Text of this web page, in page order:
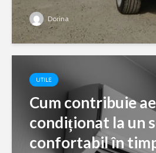
Dorina
UTILE
Cum contribuie
condiționat la un
confortabil în